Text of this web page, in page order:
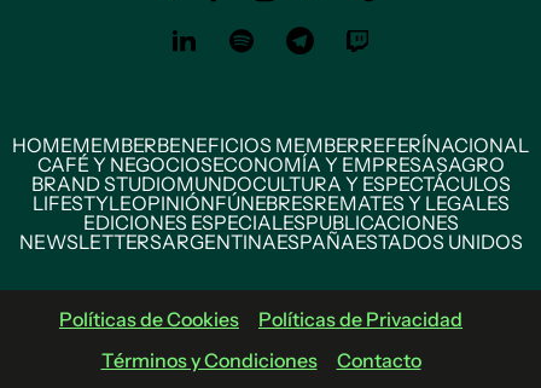
HOMEMEMBERBENEFICIOS MEMBERREFERÍNACIONAL
CAFÉ Y NEGOCIOSECONOMÍA Y EMPRESASAGRO
BRAND STUDIOMUNDOCULTURA Y ESPECTÁCULOS
LIFESTYLEOPINIÓNFÚNEBRESREMATES Y LEGALES
EDICIONES ESPECIALESPUBLICACIONES
NEWSLETTERSARGENTINAESPAÑAESTADOS UNIDOS
Políticas de Cookies
Políticas de Privacidad
Términos y Condiciones
Contacto